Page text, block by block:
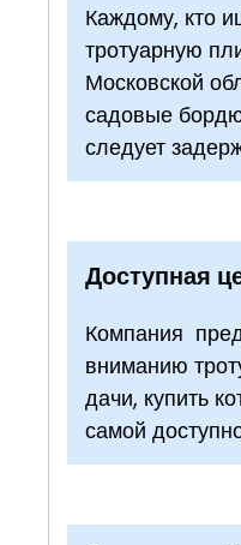
Каждому, кто
тротуарную
Московской
садовые
следует
Доступная
Компания
вниманию
дачи, купить
самой